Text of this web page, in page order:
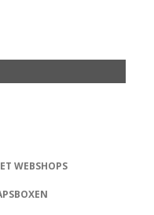
WEBSHOPS